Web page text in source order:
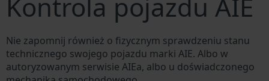
Kontrola pojazdu AIE
Nie zapomnij również o fizycznym sprawdzeniu stanu
technicznego swojego pojazdu marki AIE. Albo w
autoryzowanym serwisie AIEa, albo u doświadczonego